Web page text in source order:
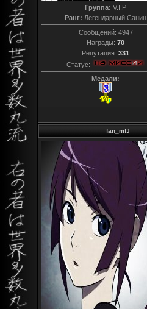
Группа: V.I.P
Ранг: Легендарный Санин
Сообщений: 4947
Награды: 70
Репутация: 331
Статус:
Медали:
fan_mfJ